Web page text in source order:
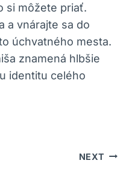
si môžete priať.
a vnárajte sa do
úchvatného mesta.
znamená hlbšie
identitu celého
NEXT